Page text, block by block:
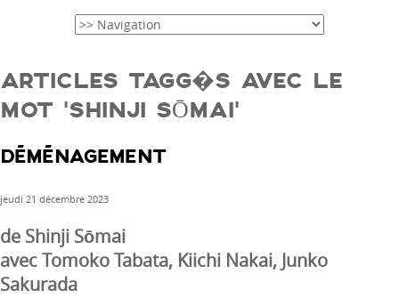
ARTICLES TAGG�S AVEC LE
MOT ‘SHINJI SŌMAI’
DÉMÉNAGEMENT
jeudi 21 décembre 2023
de Shinji Sōmai
avec Tomoko Tabata, Kiichi Nakai, Junko
Sakurada